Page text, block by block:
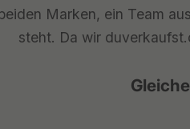
Marken, ein Team
steht. Da wir